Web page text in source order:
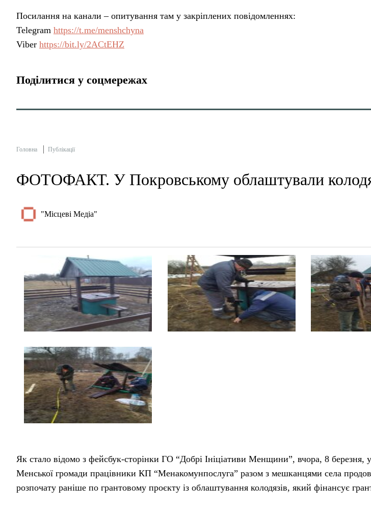
Посилання на канали – опитування там у закріплених повідомленнях:
Telegram https://t.me/menshchyna
Viber https://bit.ly/2ACtEHZ
Поділитися у соцмережах
Головна Публікації
ФОТОФАКТ. У Покровському облаштували
"Місцеві Медіа"
Як стало відомо з фейсбук-сторінки ГО “Добрі Ініціативи Менщини”, вчора, 8 березня,
Менської громади працівники КП “Менакомунпослуга” разом з мешканцями села
розпочату раніше по грантовому проєкту із облаштування колодязів, який фінансує